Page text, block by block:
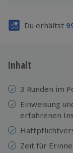
Du erhältst
Inhalt
3 Runden im
Einweisung
erfahrenen
Zeit für